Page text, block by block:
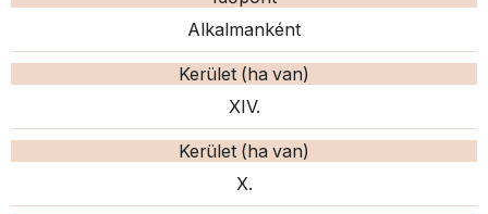
Alkalmanként
Kerület (ha van)
XIV.
Kerület (ha van)
X.